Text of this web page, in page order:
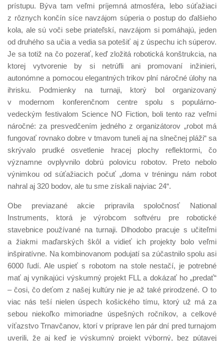
prístupu. Býva tam veľmi príjemná atmosféra, lebo súťažiaci
z rôznych končín síce navzájom súperia o postup do ďalšieho
kola, ale sú voči sebe priateľskí, navzájom si pomáhajú, jeden
od druhého sa učia a vedia sa potešiť aj z úspechu ich súperov.
Je sa totiž na čo pozerať, keď zložitá robotická konštrukcia, na
ktorej vytvorenie by si netrúfli ani promovaní inžinieri,
autonómne a pomocou elegantných trikov plní náročné úlohy na
ihrisku. Podmienky na turnaji, ktorý bol organizovaný
v modernom konferenčnom centre spolu s populárno-
vedeckým festivalom Science NO Fiction, boli tento raz veľmi
náročné: za presvedčením jedného z organizátorov „robot má
fungovať rovnako dobre v tmavom tuneli aj na slnečnej pláži“ sa
skrývalo prudké osvetlenie hracej plochy reflektormi, čo
významne ovplyvnilo dobrú polovicu robotov. Preto nebolo
výnimkou od súťažiacich počuť „doma v tréningu nám robot
nahral aj 320 bodov, ale tu sme získali najviac 24“.
Obe previazané akcie pripravila spoločnosť National
Instruments, ktorá je výrobcom softvéru pre robotické
stavebnice používané na turnaji. Dlhodobo pracuje s učiteľmi
a žiakmi maďarských škôl a vidieť ich projekty bolo veľmi
inšpiratívne. Na kombinovanom podujatí sa zúčastnilo spolu asi
6000 ľudí. Ale uspieť s robotom na stole nestačí, je potrebné
mať aj vynikajúci výskumný projekt FLL a dokázať ho „predať“
– čosi, čo deťom z našej kultúry nie je až také prirodzené. O to
viac nás teší nielen úspech košického tímu, ktorý už má za
sebou niekoľko mimoriadne úspešných ročníkov, a celkové
víťazstvo Trnavčanov, ktorí v príprave len pár dní pred turnajom
uverili, že aj keď je výskumný projekt výborný, bez pútavej